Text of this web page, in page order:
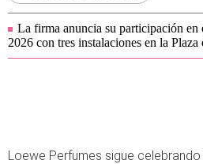
La firma anuncia su participación
2026 con tres instalaciones en la Plaza
Loewe Perfumes sigue